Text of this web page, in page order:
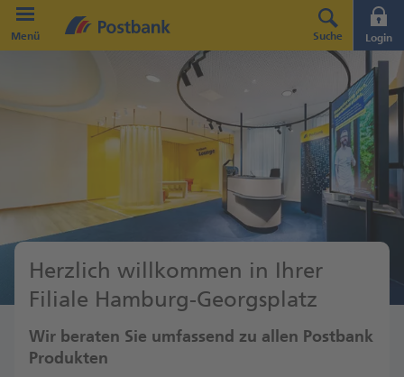
Direkt zur Hauptnavigation (Enter drücken)
Direkt zum Hauptinhalt (Enter drücken)
Direkt zur Suche (Enter drücken)
Menü Suche Login
Herzlich willkommen in Ihrer
Filiale Hamburg-Georgsplatz
Wir beraten Sie umfassend zu allen Postbank
Produkten